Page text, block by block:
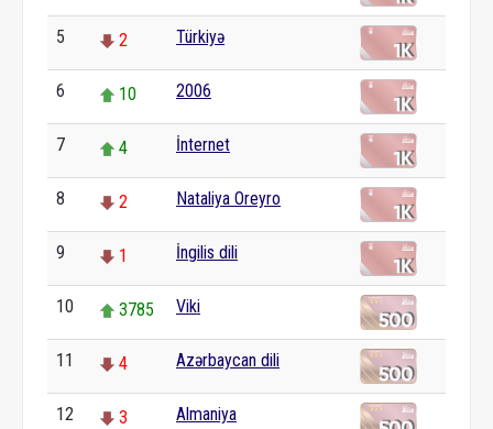
5 2 Türkiyə
6 10 2006
7 4 İnternet
8 2 Nataliya Oreyro
9 1 İngilis dili
10 3785 Viki
11 4 Azərbaycan dili
12 3 Almaniya